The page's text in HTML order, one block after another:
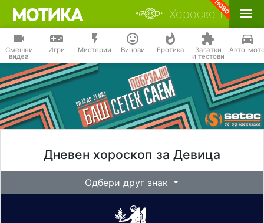
Хороскоп
Смешни
видеа
Игри Мистерии Вицови Еротика Загатки
и тестови
Авто-
Дневен хороскоп за Девица
Одбери друг знак